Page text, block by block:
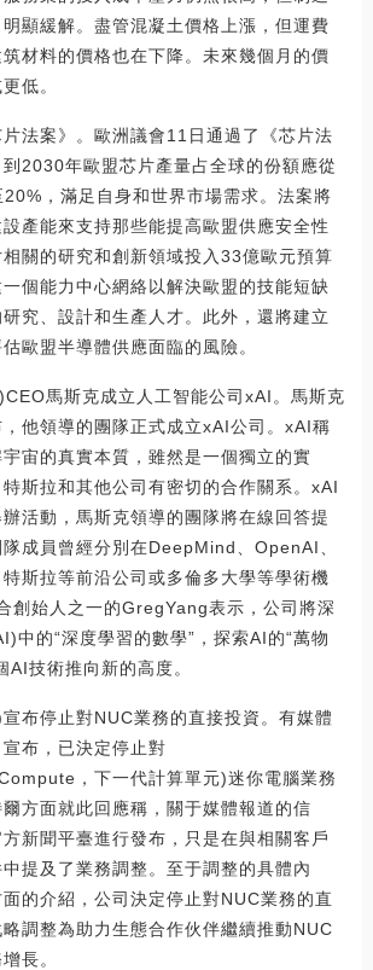
顯緩解。盡管混凝土價格上漲，但運費
材料的價格也在下降。未來幾個月的價
低。
法案》。歐洲議會11日通過了《芯片法
2030年歐盟芯片產量占全球的份額應從
，滿足自身和世界市場需求。法案將
產能來支持那些能提高歐盟供應安全性
關的研究和創新領域投入33億歐元預算
個能力中心網絡以解決歐盟的技能短缺
究、設計和生產人才。此外，還將建立
歐盟半導體供應面臨的風險。
馬斯克成立人工智能公司xAI。馬斯克
他領導的團隊正式成立xAI公司。xAI稱
宙的真實本質，雖然是一個獨立的實
斯拉和其他公司有密切的合作關系。xAI
活動，馬斯克領導的團隊將在線回答提
成員曾經分別在DeepMind、OpenAI、
斯拉等前沿公司或多倫多大學等學術機
創始人之一的GregYang表示，公司將深
中的“深度學習的數學”，探索AI的“萬物
AI技術推向新的高度。
布停止對NUC業務的直接投資。有媒體
布，已決定停止對
，下一代計算單元)迷你電腦業務
方面就此回應稱，關于媒體報道的信
新聞平臺進行發布，只是在與相關客戶
提及了業務調整。至于調整的具體內
的介紹，公司決定停止對NUC業務的直
調整為助力生態合作伙伴繼續推動NUC
長。